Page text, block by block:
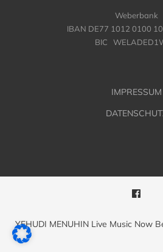
Weberbank
IBAN DE77 1012 0100
BIC
IMPRESSUM
YEHUDI MENUHIN Live Music Now